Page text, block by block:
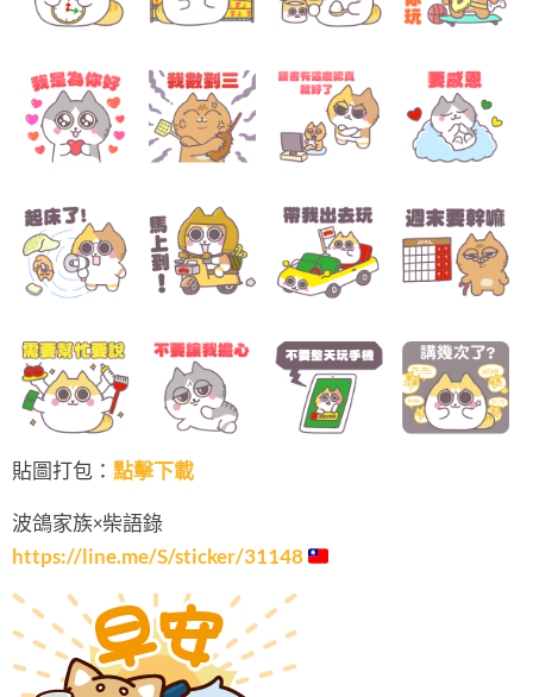
貼圖打包： 點擊下載
波鴿家族×柴語錄
https://line.me/S/sticker/31148